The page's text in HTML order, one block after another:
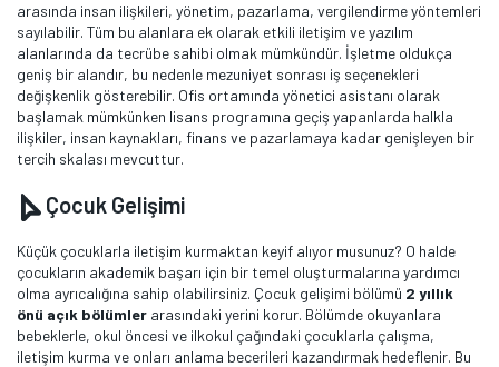
arasında insan ilişkileri, yönetim, pazarlama, vergilendirme yöntemleri
sayılabilir. Tüm bu alanlara ek olarak etkili iletişim ve yazılım
alanlarında da tecrübe sahibi olmak mümkündür. İşletme oldukça
geniş bir alandır, bu nedenle mezuniyet sonrası iş seçenekleri
değişkenlik gösterebilir. Ofis ortamında yönetici asistanı olarak
başlamak mümkünken lisans programına geçiş yapanlarda halkla
ilişkiler, insan kaynakları, finans ve pazarlamaya kadar genişleyen bir
tercih skalası mevcuttur.
Çocuk Gelişimi
Küçük çocuklarla iletişim kurmaktan keyif alıyor musunuz? O halde
çocukların akademik başarı için bir temel oluşturmalarına yardımcı
olma ayrıcalığına sahip olabilirsiniz. Çocuk gelişimi bölümü 2 yıllık
önü açık bölümler arasındaki yerini korur. Bölümde okuyanlara
bebeklerle, okul öncesi ve ilkokul çağındaki çocuklarla çalışma,
iletişim kurma ve onları anlama becerileri kazandırmak hedeflenir. Bu